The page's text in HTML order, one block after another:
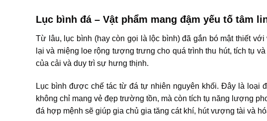
Lục bình đá – Vật phẩm mang đậm yếu tố tâm
Từ lâu, lục bình (hay còn gọi là lộc bình) đã gắn bó mật thiết
lại và miệng loe rộng tượng trưng cho quá trình thu hút, tích tụ
của cải và duy trì sự hưng thịnh.
Lục bình được chế tác từ đá tự nhiên nguyên khối. Đây là loại
không chỉ mang vẻ đẹp trường tồn, mà còn tích tụ năng lượng
đá hợp mệnh sẽ giúp gia chủ gia tăng cát khí, hút vượng tài và